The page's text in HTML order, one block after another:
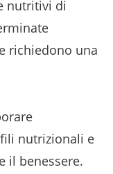
nutritivi di
richiedono una
nutrizionali e
il benessere.